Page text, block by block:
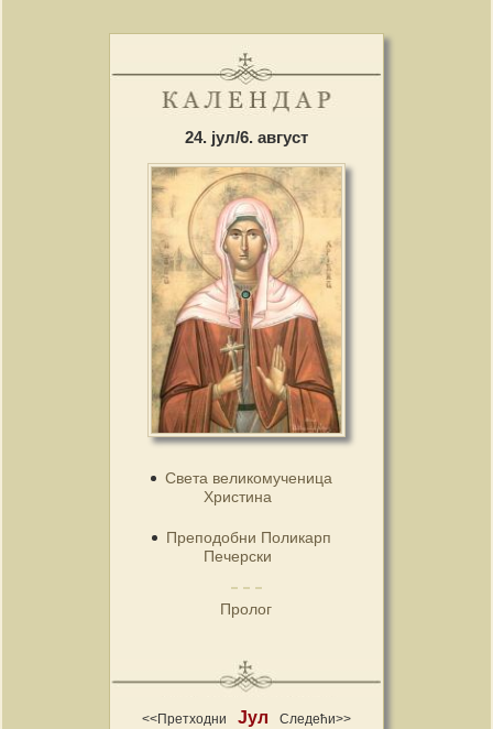
24. јул/6. август
Света великомученица
Христина
Преподобни Поликарп
Печерски
Пролог
<<Претходни Јул Следећи>>